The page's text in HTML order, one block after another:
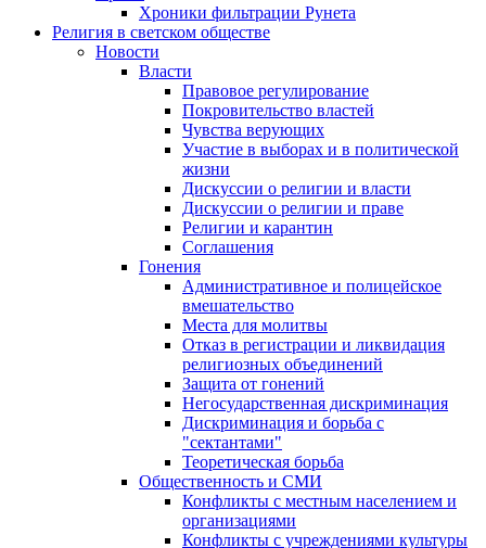
Хроники фильтрации Рунета
Религия в светском обществе
Новости
Власти
Правовое регулирование
Покровительство властей
Чувства верующих
Участие в выборах и в политической
жизни
Дискуссии о религии и власти
Дискуссии о религии и праве
Религии и карантин
Соглашения
Гонения
Административное и полицейское
вмешательство
Места для молитвы
Отказ в регистрации и ликвидация
религиозных объединений
Защита от гонений
Негосударственная дискриминация
Дискриминация и борьба с
"сектантами"
Теоретическая борьба
Общественность и СМИ
Конфликты с местным населением и
организациями
Конфликты с учреждениями культуры